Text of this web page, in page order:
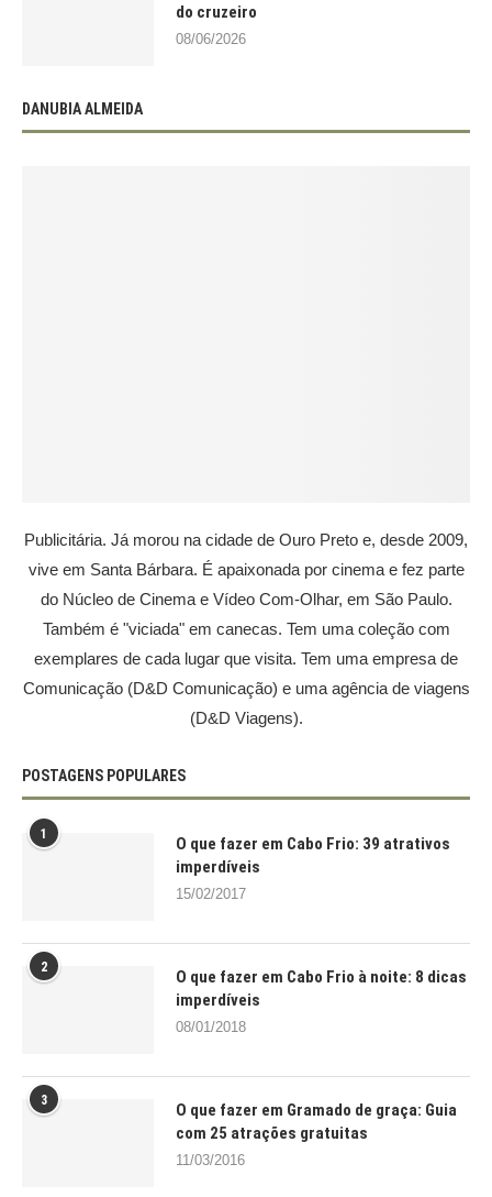
do cruzeiro
08/06/2026
DANUBIA ALMEIDA
Publicitária. Já morou na cidade de Ouro Preto e, desde 2009,
vive em Santa Bárbara. É apaixonada por cinema e fez parte
do Núcleo de Cinema e Vídeo Com-Olhar, em São Paulo.
Também é "viciada" em canecas. Tem uma coleção com
exemplares de cada lugar que visita. Tem uma empresa de
Comunicação (D&D Comunicação) e uma agência de viagens
(D&D Viagens).
POSTAGENS POPULARES
1
O que fazer em Cabo Frio: 39 atrativos
imperdíveis
15/02/2017
2
O que fazer em Cabo Frio à noite: 8 dicas
imperdíveis
08/01/2018
3
O que fazer em Gramado de graça: Guia
com 25 atrações gratuitas
11/03/2016